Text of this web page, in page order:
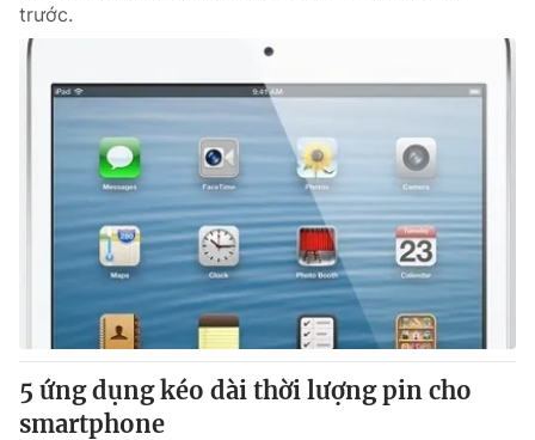
trước.
5 ứng dụng kéo dài thời lượng pin cho
smartphone